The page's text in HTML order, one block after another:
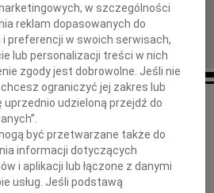
Z głębokim żalem zawiadamiamy,
że w dniu 22 czerwca 2010 roku
zmarł w wieku 86 lat
nasz najukochańszy Ojciec, Teść i Dziadek
w szczególności
reklam dopasowanych do
preferencji w swoich serwisach,
lub personalizacji treści w nich
zgody jest dobrowolne. Jeśli nie
ograniczyć jej zakres lub
udzieloną przejdź do
być przetwarzane także do
informacji dotyczących
i aplikacji lub łączone z danymi
usług. Jeśli podstawą